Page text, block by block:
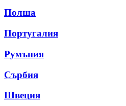
Полша
Португалия
Румъния
Сърбия
Швеция